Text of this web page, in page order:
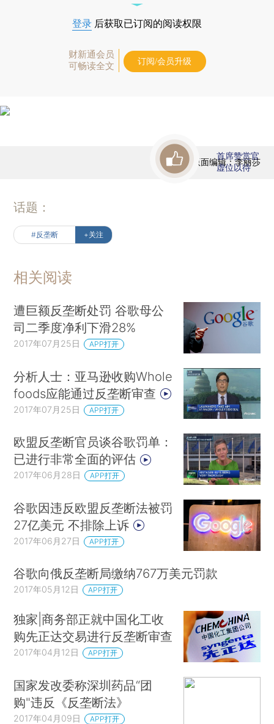
登录 后获取已订阅的阅读权限
财新通会员
可畅读全文
订阅/会员升级
版面编辑：李丽莎
首席赞赏官
虚位以待
话题：
#反垄断 +关注
相关阅读
遭巨额反垄断处罚 谷歌母公
司二季度净利下滑28%
2017年07月25日 APP打开
分析人士：亚马逊收购Whole
foods应能通过反垄断审查
2017年07月25日 APP打开
欧盟反垄断官员谈谷歌罚单：
已进行非常全面的评估
2017年06月28日 APP打开
谷歌因违反欧盟反垄断法被罚
27亿美元 不排除上诉
2017年06月27日 APP打开
谷歌向俄反垄断局缴纳767万美元罚款
2017年05月12日 APP打开
独家|商务部正就中国化工收
购先正达交易进行反垄断审查
2017年04月12日 APP打开
国家发改委称深圳药品“团
购"违反《反垄断法》
2017年04月09日 APP打开